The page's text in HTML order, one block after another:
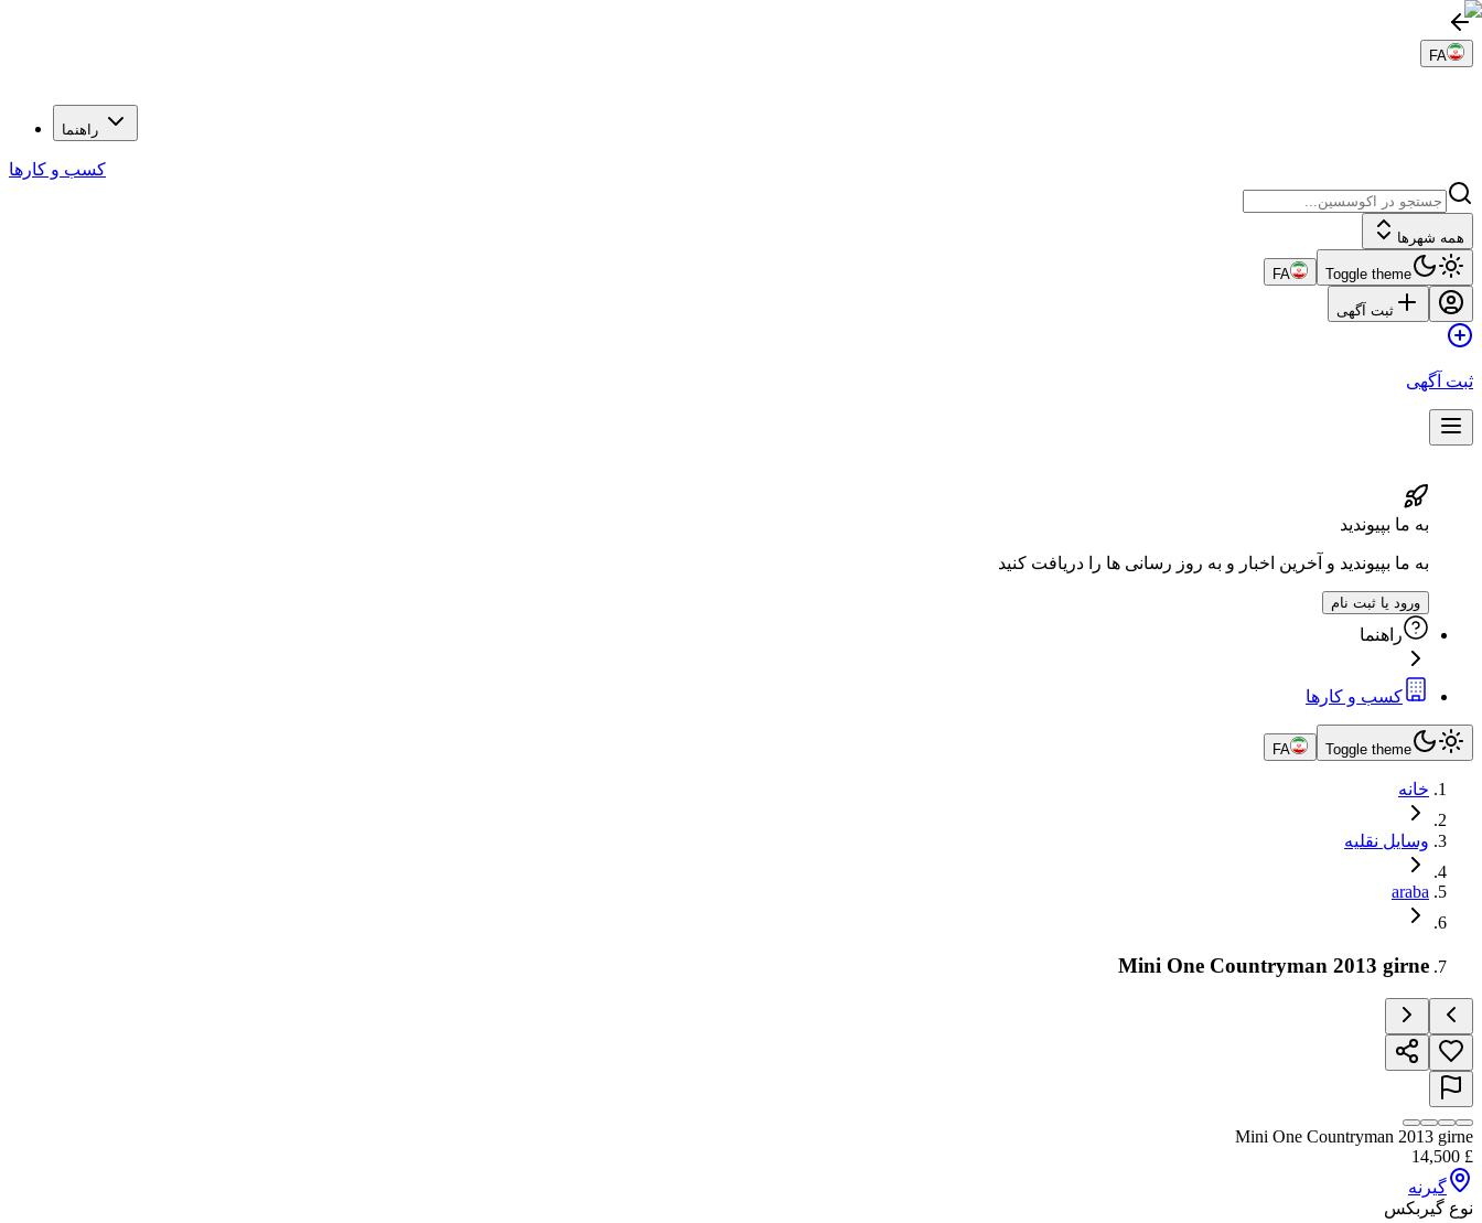
FA
راهنما
کسب و کارها
همه شهرها
Toggle theme
FA
ثبت آگهی
ثبت آگهی
به ما بپیوندید
به ما بپیوندید و آخرین اخبار و به روز رسانی ها را دریافت کنید
ورود یا ثبت نام
راهنما
کسب و کارها
Toggle theme
FA
خانه
وسایل نقلیه
araba
Mini One Countryman 2013 girne
Mini One Countryman 2013 girne
£
14,500
گیرنه
نوع گیربکس